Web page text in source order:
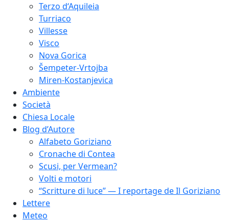
Terzo d‘Aquileia
Turriaco
Villesse
Visco
Nova Gorica
Šempeter-Vrtojba
Miren-Kostanjevica
Ambiente
Società
Chiesa Locale
Blog d’Autore
Alfabeto Goriziano
Cronache di Contea
Scusi, per Vermean?
Volti e motori
“Scritture di luce” — I reportage de Il Goriziano
Lettere
Meteo